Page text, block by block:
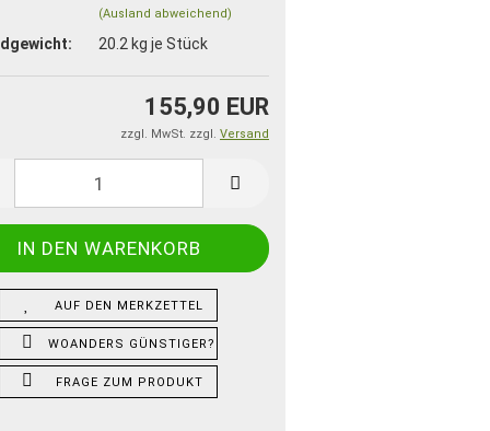
(Ausland abweichend)
20.2 kg je Stück
155,90 EUR
zzgl. MwSt. zzgl. Versand
AUF DEN MERKZETTEL
WOANDERS GÜNSTIGER?
FRAGE ZUM PRODUKT